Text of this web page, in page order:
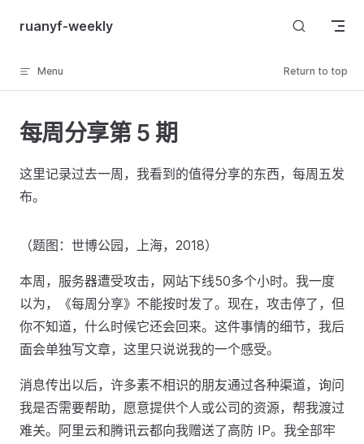
Skip to content
ruanyf-weekly
Menu Return to top
每周分享第 5 期
这里记录过去一周，我看到的值得分享的东西，每周五发
布。
（题图：世博公园，上海，2018）
本周，服务器遭受攻击，网站下线50多个小时。我一度
以为，《每周分享》不能按时发了。现在，攻击停了，但
你不知道，什么时候它还会回来。这件事情的细节，我后
面会单独写文章，这里只说说我的一个感受。
消息传出以后，许多素不相识的朋友通过各种渠道，询问
我是否需要帮助，愿意提供个人或公司的资源，帮我渡过
难关。阿里云和腾讯云都向我赠送了高防 IP。我全部牢